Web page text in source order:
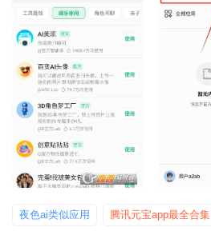
夜色ai类似应用 腾讯元宝app最全合集